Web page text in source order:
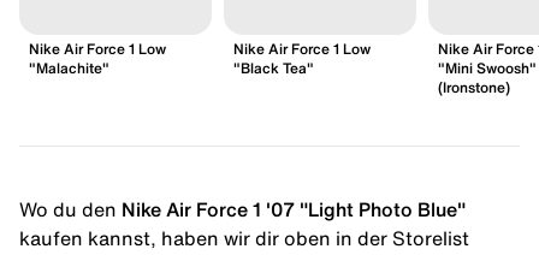
Nike Air Force 1 Low
"Malachite"
Nike Air Force 1 Low
"Black Tea"
Nike Air Force
"Mini Swoosh"
(Ironstone)
Wo du den Nike Air Force 1 '07 "Light Photo Blue"
kaufen kannst, haben wir dir oben in der Storelist